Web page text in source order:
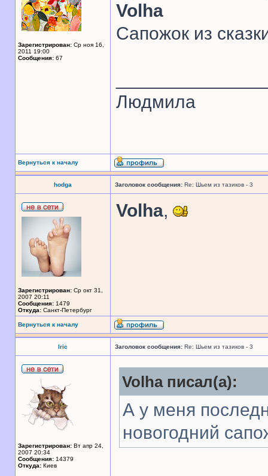
Зарегистрирован: Ср ноя 16,
2011 19:00
Сообщения: 67
Volha
Сапожок из
Людмила
Вернуться к началу
hodga Заголовок сообщения: Re: Шьем из тазиков - 3
Зарегистрирован: Ср окт 31,
2007 20:11
Сообщения: 1479
Откуда: Санкт-Петербург
Volha,
Вернуться к началу
Iric Заголовок сообщения: Re: Шьем из тазиков - 3
Зарегистрирован: Вт апр 24,
2007 20:34
Сообщения: 14379
Откуда: Киев
Volha писал(а):
А у меня
новогодний